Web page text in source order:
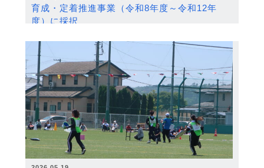
育成・定着推進事業（令和8年度～令和12年
度）に採択